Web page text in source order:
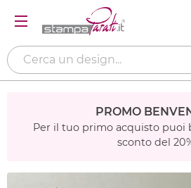
PROMO
Per il tuo primo acquisto puoi
sconto del